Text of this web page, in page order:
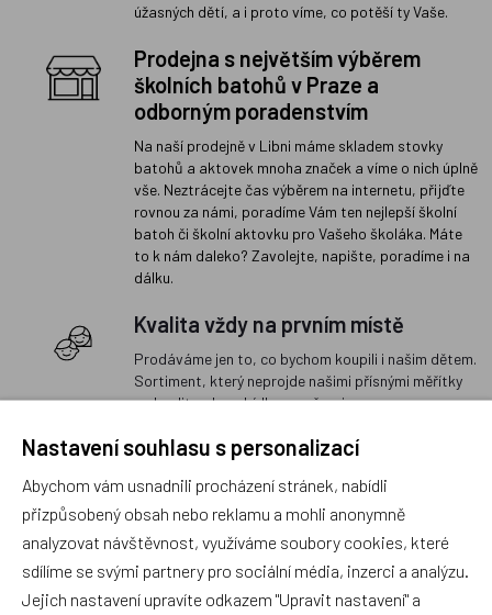
úžasných dětí, a i proto víme, co potěší ty Vaše.
Prodejna s největším výběrem
školních batohů v Praze a
odborným poradenstvím
Na naší prodejně v Libni máme skladem stovky
batohů a aktovek mnoha značek a víme o nich úplně
vše. Neztrácejte čas výběrem na internetu, přijďte
rovnou za námi, poradíme Vám ten nejlepší školní
batoh či školní aktovku pro Vašeho školáka. Máte
to k nám daleko? Zavolejte, napište, poradíme i na
dálku.
Kvalita vždy na prvním místě
Prodáváme jen to, co bychom koupili i našim dětem.
Sortiment, který neprojde našimi přísnými měřítky
na kvalitu, do nabídky nezařazujeme.
Rychlé vyřízení reklamace i na dálku
Pokud to povaha vady umožňuje (zjevná
neopravitelnost výrobku), reklamaci vyřídíme i na
základě pouhého zaslání fotografií na náš email a
vyměníme zboží kus za kus. Vždy se snažíme šetřit
Váš čas a peníze. Můžeme si to dovolit, protože
naše kvalitní zboží zákazníci téměř nereklamují.
Nastavení souhlasu s personalizací
Abychom vám usnadnili procházení stránek, nabídli
přizpůsobený obsah nebo reklamu a mohli anonymně
analyzovat návštěvnost, využíváme soubory cookies, které
sdílíme se svými partnery pro sociální média, inzerci a analýzu.
Jejich nastavení upravíte odkazem "Upravit nastavení" a